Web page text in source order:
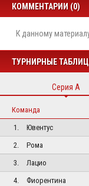
КОММЕНТАРИИ (0)
К данному
ТУРНИРНЫЕ
Серия А
Команда
1.
Ювентус
2.
Рома
3.
Лацио
4.
Фиорентина